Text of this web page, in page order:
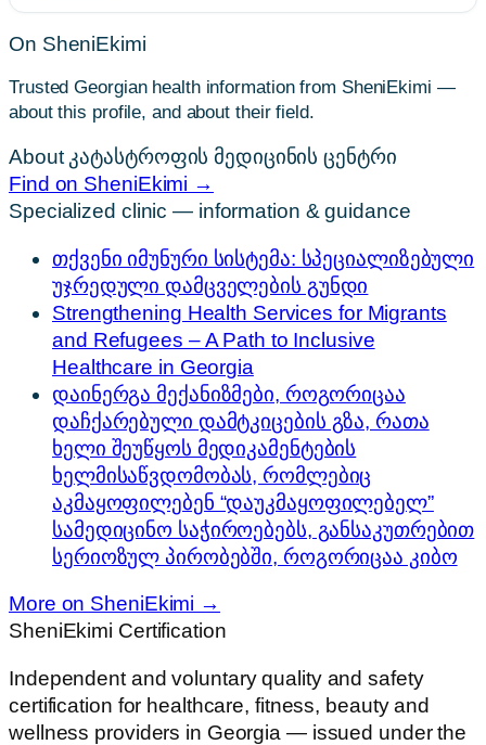
On SheniEkimi
Trusted Georgian health information from SheniEkimi —
about this profile, and about their field.
About კატასტროფის მედიცინის ცენტრი
Find on SheniEkimi →
Specialized clinic — information & guidance
თქვენი იმუნური სისტემა: სპეციალიზებული
უჯრედული დამცველების გუნდი
Strengthening Health Services for Migrants
and Refugees – A Path to Inclusive
Healthcare in Georgia
დაინერგა მექანიზმები, როგორიცაა
დაჩქარებული დამტკიცების გზა, რათა
ხელი შეუწყოს მედიკამენტების
ხელმისაწვდომობას, რომლებიც
აკმაყოფილებენ “დაუკმაყოფილებელ”
სამედიცინო საჭიროებებს, განსაკუთრებით
სერიოზულ პირობებში, როგორიცაა კიბო
More on SheniEkimi →
SheniEkimi Certification
Independent and voluntary quality and safety
certification for healthcare, fitness, beauty and
wellness providers in Georgia — issued under the